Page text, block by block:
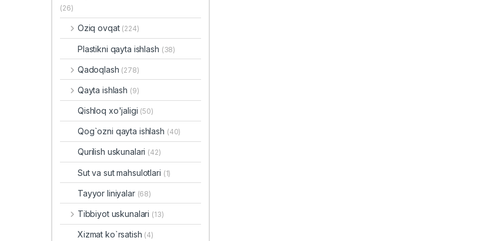
(26)
Oziq ovqat (224)
Plastikni qayta ishlash (38)
Qadoqlash (278)
Qayta ishlash (9)
Qishloq xo'jaligi (50)
Qog`ozni qayta ishlash (40)
Qurilish uskunalari (42)
Sut va sut mahsulotlari (1)
Tayyor liniyalar (68)
Tibbiyot uskunalari (13)
Xizmat ko`rsatish (4)